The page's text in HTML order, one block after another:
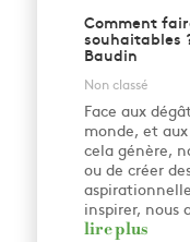
Comment
souhaitables
Baudin
Non classé
Face aux
monde, et
cela génère,
ou de créer
inspirer, nous
lire plus